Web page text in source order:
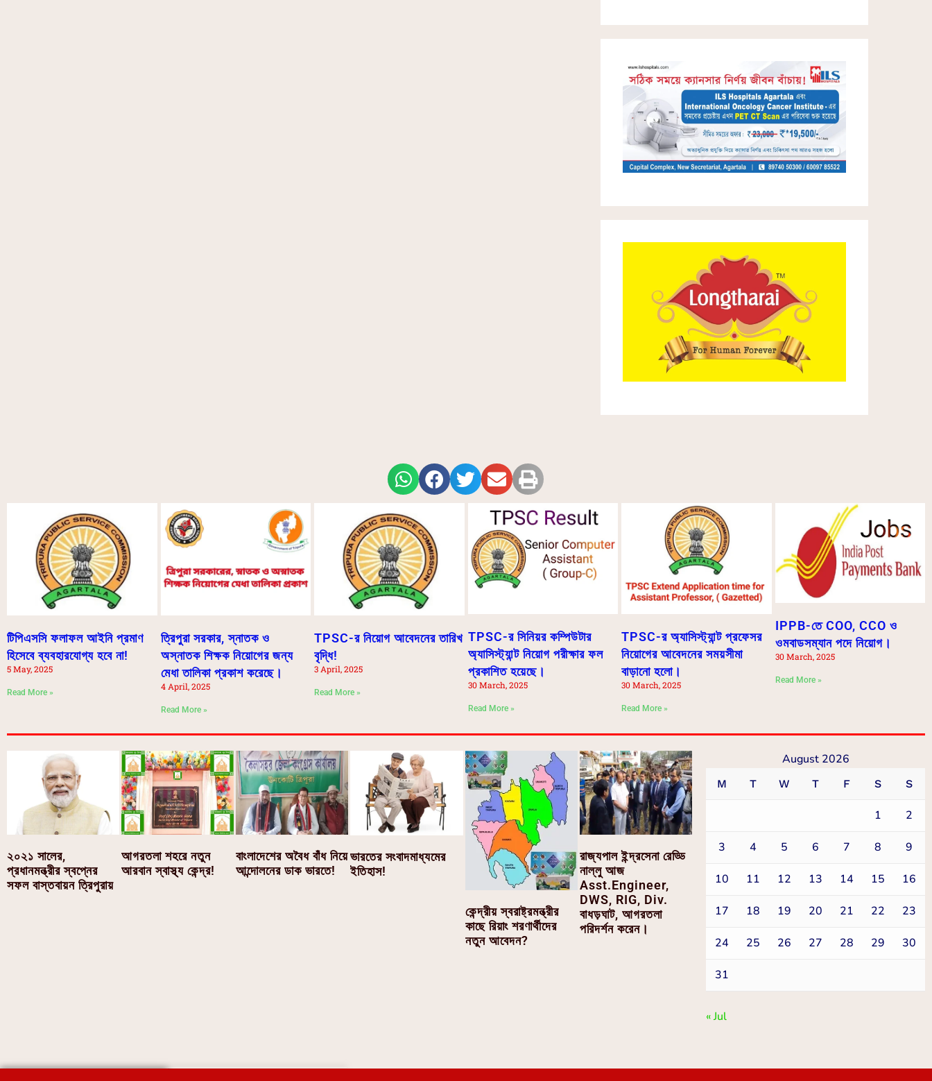
টিপিএসসি ফলাফল আইনি প্রমাণ
হিসেবে ব্যবহারযোগ্য হবে না!
5 May, 2025
Read More »
ত্রিপুরা সরকার, স্নাতক ও
অস্নাতক শিক্ষক নিয়োগের জন্য
মেধা তালিকা প্রকাশ করেছে।
4 April, 2025
Read More »
TPSC-র নিয়োগ আবেদনের তারিখ
বৃদ্ধি!
3 April, 2025
Read More »
TPSC-র সিনিয়র কম্পিউটার
অ্যাসিস্ট্যান্ট নিয়োগ পরীক্ষার ফল
প্রকাশিত হয়েছে।
30 March, 2025
Read More »
TPSC-র অ্যাসিস্ট্যান্ট প্রফেসর
নিয়োগের আবেদনের সময়সীমা
বাড়ানো হলো।
30 March, 2025
Read More »
IPPB-তে COO, CCO ও
ওমবাডসম্যান পদে নিয়োগ।
30 March, 2025
Read More »
২০২১ সালের,
প্রধানমন্ত্রীর স্বপ্নের
সফল বাস্তবায়ন ত্রিপুরায়
আগরতলা শহরে নতুন
আরবান স্বাস্থ্য কেন্দ্র!
বাংলাদেশের অবৈধ বাঁধ নিয়ে
আন্দোলনের ডাক ভারতে!
ভারতের সংবাদমাধ্যমের
ইতিহাস!
কেন্দ্রীয় স্বরাষ্ট্রমন্ত্রীর
কাছে রিয়াং শরণার্থীদের
নতুন আবেদন?
রাজ্যপাল ইন্দ্রসেনা রেড্ডি
নাল্লু আজ ​​
Asst.Engineer,
DWS, RIG, Div.
বাধড়ঘাট, আগরতলা
পরিদর্শন করেন।
August 2026
M T W T F S S
1 2
3 4 5 6 7 8 9
10 11 12 13 14 15 16
17 18 19 20 21 22 23
24 25 26 27 28 29 30
31
« Jul